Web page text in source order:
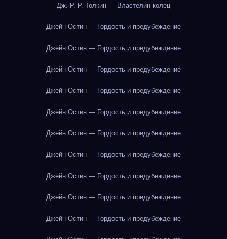
Дж. Р. Р. Толкин — Властелин колец
Джейн Остин — Гордость и предубеждение
Джейн Остин — Гордость и предубеждение
Джейн Остин — Гордость и предубеждение
Джейн Остин — Гордость и предубеждение
Джейн Остин — Гордость и предубеждение
Джейн Остин — Гордость и предубеждение
Джейн Остин — Гордость и предубеждение
Джейн Остин — Гордость и предубеждение
Джейн Остин — Гордость и предубеждение
Джейн Остин — Гордость и предубеждение